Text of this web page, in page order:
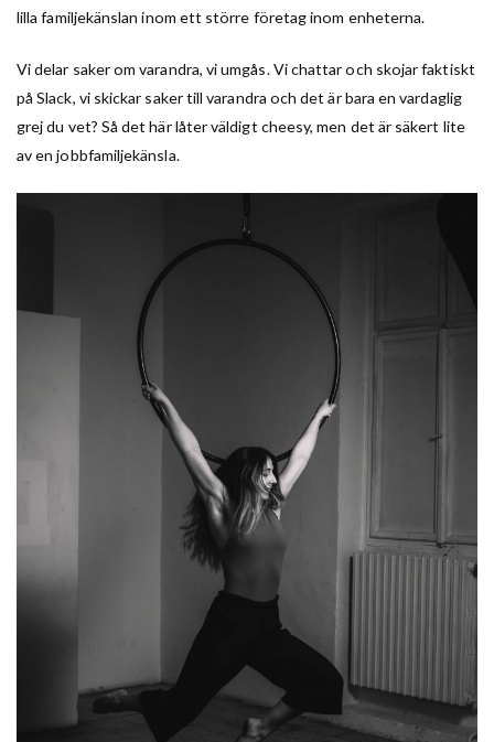
lilla familjekänslan inom ett större företag inom enheterna.
Vi delar saker om varandra, vi umgås. Vi chattar och skojar faktiskt
på Slack, vi skickar saker till varandra och det är bara en vardaglig
grej du vet? Så det här låter väldigt cheesy, men det är säkert lite
av en jobbfamiljekänsla.